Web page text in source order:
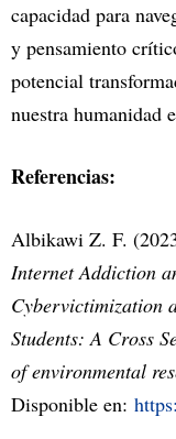
capacidad para
y pensamiento
potencial
nuestra humanidad
Referencias:
Albikawi Z. F.
Internet Addiction
Cybervictimization
Students: A Cross
of environmental
Disponible en: